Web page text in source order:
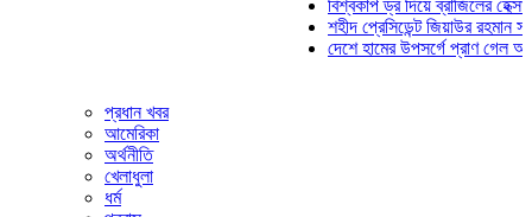
বিশ্বকাপ ড্র দিয়ে ব্রাজিলের হেক্সা মিশন
শহীদ প্রেসিডেন্ট জিয়াউর রহমান
দেশে হামের উপসর্গে প্রাণ গেল আরও ৮
প্রধান খবর
আমেরিকা
অর্থনীতি
খেলাধুলা
ধর্ম